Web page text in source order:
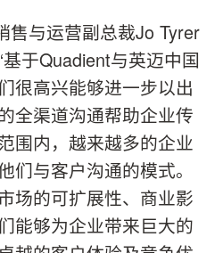
售与运营副总裁Jo Tyrer
于Quadient与英迈中国
很高兴能够进一步以出
全渠道沟通帮助企业传
围内，越来越多的企业
们与客户沟通的模式。
场的可扩展性、商业影
能够为企业带来巨大的